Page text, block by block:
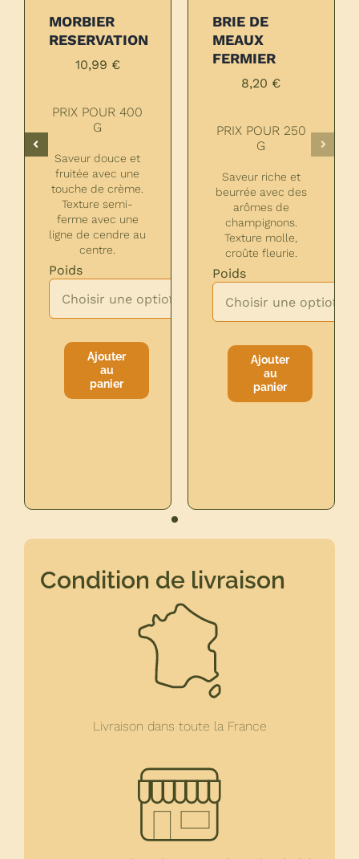
MORBIER
RESERVATION
10,99
PRIX POUR 400
Saveur douce et
fruitée avec une
touche de crème.
Texture semi-
ferme avec une
ligne de cendre au
centre.
Poids
quantité
de
Ajouter
panier
BRIE DE
MEAUX
FERMIER
8,20
PRIX POUR 250
Saveur riche et
beurrée avec des
arômes de
champignons.
Texture molle,
croûte fleurie.
Poids
quantité
de
Ajouter
panier
Condition de livraison
Livraison dans toute la France